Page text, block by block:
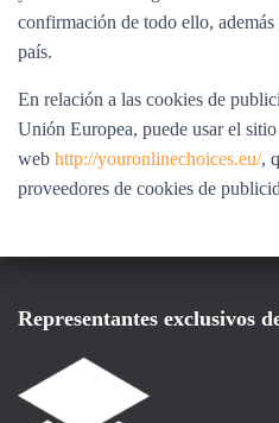
confirmación de todo ello,
país.
En relación a las cookies de
Unión Europea, puede usar el sitio
web http://youronlinechoices.eu/,
proveedores de cookies de
Representantes exclusivos